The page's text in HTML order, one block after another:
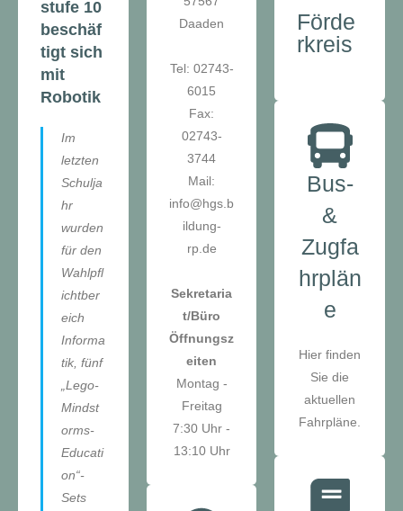
Daaden
Tel: 02743-
6015
Fax:
02743-
3744
Mail:
info@hgs.b
ildung-
rp.de
Sekretaria
t/Büro
Öffnungsz
eiten
Montag -
Freitag
7:30 Uhr -
13:10 Uhr
stufe 10
beschäf
tigt sich
mit
Robotik
Im
letzten
Schulja
hr
wurden
für den
Wahlpfl
ichtber
eich
Informa
tik, fünf
„Lego-
Mindst
orms-
Educati
on“-
Sets
Förde
rkreis
Bus-
&
Zugfa
hrplän
e
Hier finden
Sie die
aktuellen
Fahrpläne.